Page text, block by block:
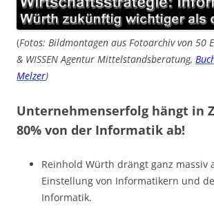
(Fotos: Bildmontagen aus Fotoarchiv von 50
& WISSEN Agentur Mittelstandsberatung,
Melzer)
Unternehmenserfolg hängt in
80% von der Informatik ab!
Reinhold Würth drängt ganz massiv
Einstellung von Informatikern und
Informatik.